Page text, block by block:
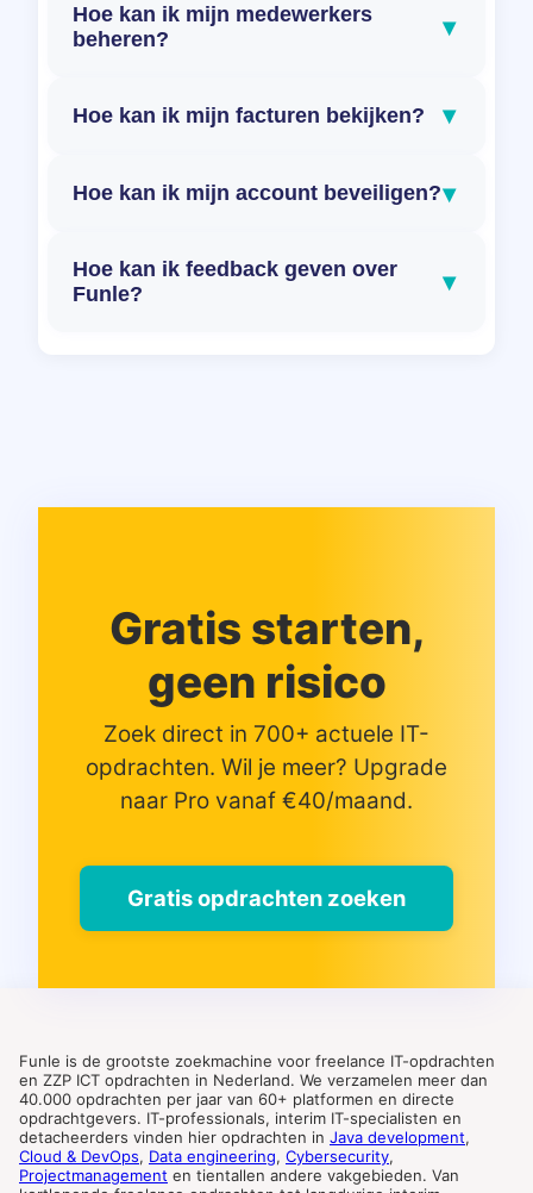
Hoe kan ik mijn medewerkers
beheren?
▾
Hoe kan ik mijn facturen bekijken? ▾
Hoe kan ik mijn account beveiligen?▾
Hoe kan ik feedback geven over
Funle?
▾
Gratis starten,
geen risico
Zoek direct in 700+ actuele IT-
opdrachten. Wil je meer? Upgrade
naar Pro vanaf €40/maand.
Gratis opdrachten zoeken
Funle is de grootste zoekmachine voor freelance IT-opdrachten
en ZZP ICT opdrachten in Nederland. We verzamelen meer dan
40.000 opdrachten per jaar van 60+ platformen en directe
opdrachtgevers. IT-professionals, interim IT-specialisten en
detacheerders vinden hier opdrachten in Java development,
Cloud & DevOps, Data engineering, Cybersecurity,
Projectmanagement en tientallen andere vakgebieden. Van